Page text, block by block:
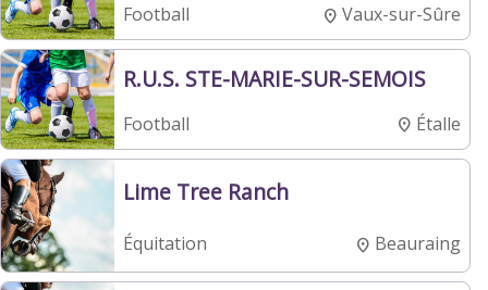
Football Vaux-sur-Sûre
R.U.S. STE-MARIE-SUR-SEMOIS
Football Étalle
Lime Tree Ranch
Équitation Beauraing